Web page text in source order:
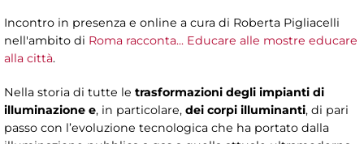
Incontro in presenza e online a cura di Roberta Pigliacelli
nell'ambito di Roma racconta... Educare alle mostre educare
alla città.
Nella storia di tutte le trasformazioni degli impianti di
illuminazione e, in particolare, dei corpi illuminanti, di pari
passo con l’evoluzione tecnologica che ha portato dalla